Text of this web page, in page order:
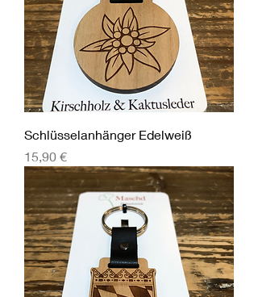
Schlüsselanhänger Edelweiß
Preis
15,90 €